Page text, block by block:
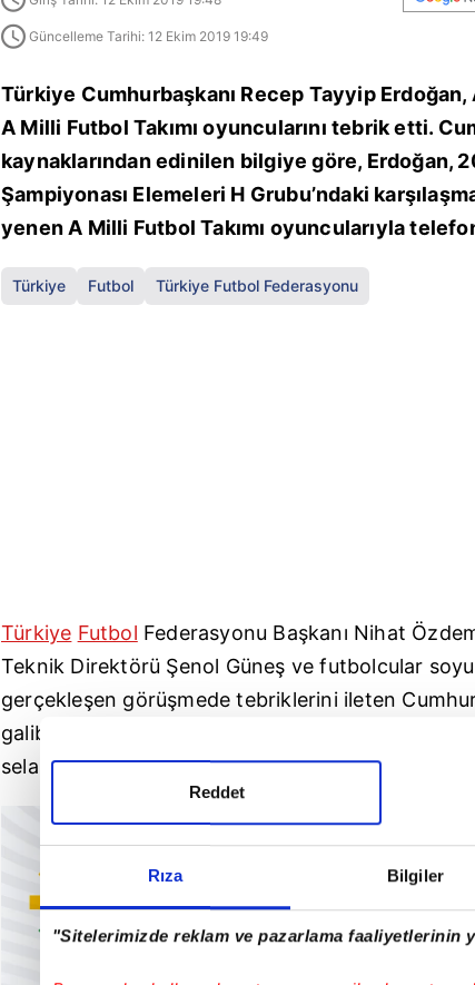
Rıza Bilgiler
"Sitelerimizde reklam ve pazarlama faaliyetlerinin
Reddet
Güncelleme Tarihi: 12 Ekim 2019 19:49
Türkiye Cumhurbaşkanı Recep Tayyip
A Milli Futbol Takımı oyuncularını tebrik etti.
kaynaklarından edinilen bilgiye göre, Erdoğan,
Şampiyonası Elemeleri H Grubu’ndaki
yenen A Milli Futbol Takımı oyuncularıyla
Türkiye Futbol Türkiye Futbol Federasyonu
Türkiye Futbol Federasyonu Başkanı Nihat
Teknik Direktörü Şenol Güneş ve futbolcular
gerçekleşen görüşmede tebriklerini ileten
galibiyeti getiren golün ardından futbolcuların
selam göndermelerini de anlamlı bulduğunu